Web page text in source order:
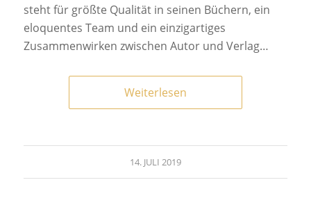
steht für größte Qualität in seinen Büchern, ein
eloquentes Team und ein einzigartiges
Zusammenwirken zwischen Autor und Verlag…
Weiterlesen
14. JULI 2019